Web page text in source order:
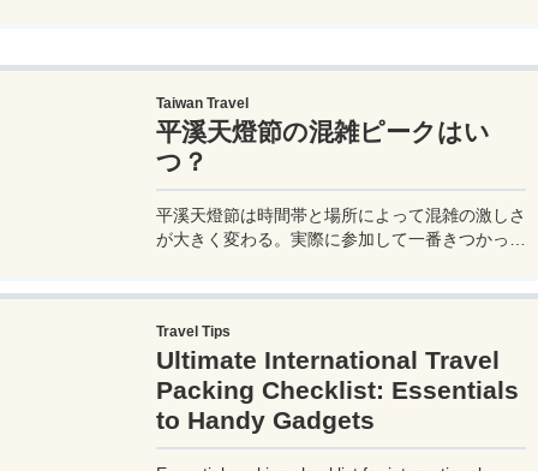
Taiwan Travel
平溪天燈節の混雑ピークはい
つ？
平溪天燈節は時間帯と場所によって混雑の激しさ
が大きく変わる。実際に参加して一番きつかった
Travel Tips
Ultimate International Travel
Packing Checklist: Essentials
to Handy Gadgets